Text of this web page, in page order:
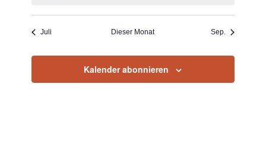
Juli Dieser Monat Sep.
Kalender abonnieren